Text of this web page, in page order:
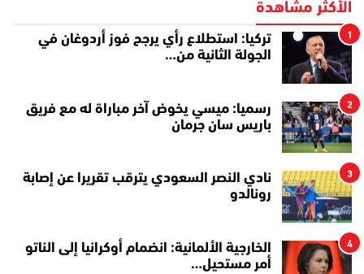
الأكثر مشاهدة
1
تركيا: استطلاع رأي يرجح فوز أردوغان في
الجولة الثانية من…
2
رسميا: ميسي يخوض آخر مباراة له مع فريق
باريس سان جرمان
3
نادي النصر السعودي يترقب تقريرا عن إصابة
رونالدو
4
الخارجية الألمانية: انضمام أوكرانيا إلى الناتو
أمر مستحيل…